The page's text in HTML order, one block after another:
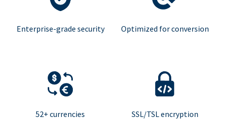
Enterprise-grade security Optimized for conversion
52+ currencies SSL/TSL encryption